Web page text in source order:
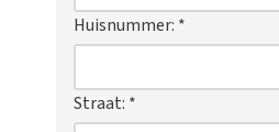
Huisnummer: *
Straat: *